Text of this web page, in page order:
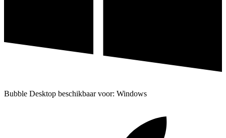
Bubble Desktop beschikbaar voor: Windows